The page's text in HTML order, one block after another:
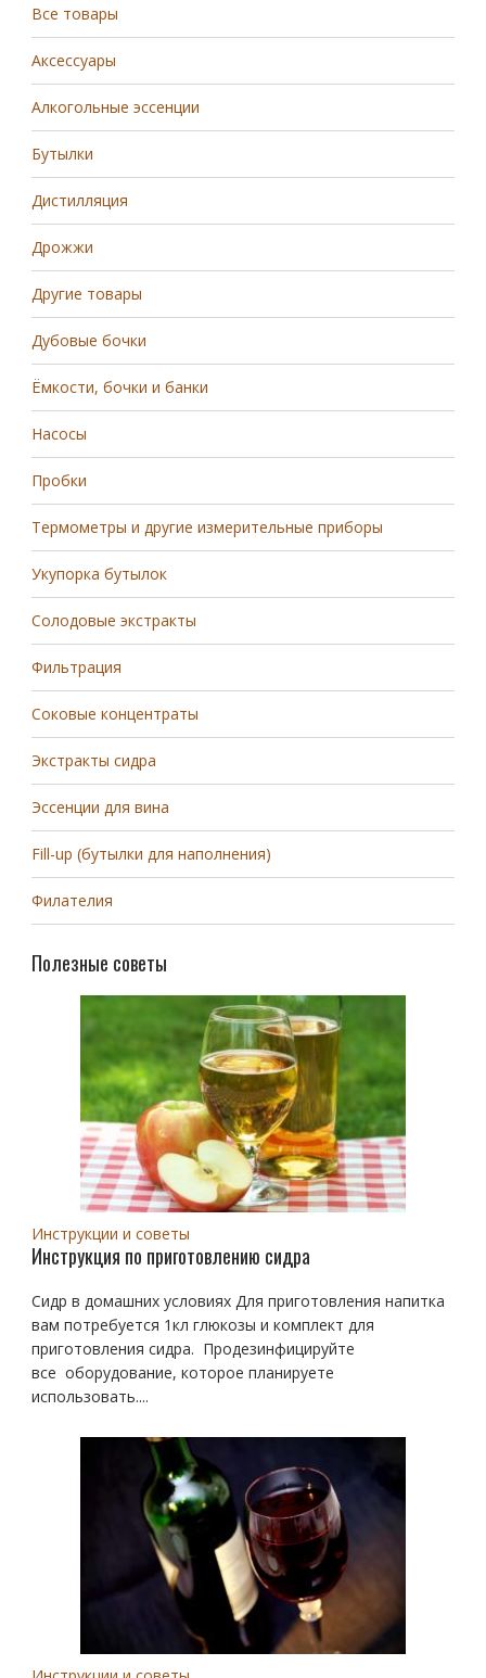
Все товары
Аксессуары
Алкогольные эссенции
Бутылки
Дистилляция
Дрожжи
Другие товары
Дубовые бочки
Ёмкости, бочки и банки
Насосы
Пробки
Термометры и другие измерительные приборы
Укупорка бутылок
Солодовые экстракты
Фильтрация
Соковые концентраты
Экстракты сидра
Эссенции для вина
Fill-up (бутылки для наполнения)
Филателия
Полезные советы
Инструкции и советы
Инструкция по приготовлению сидра
Сидр в домашних условиях Для приготовления напитка
вам потребуется 1кл глюкозы и комплект для
приготовления сидра. Продезинфицируйте
все оборудование, которое планируете
использовать....